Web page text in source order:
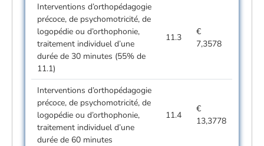
Interventions d’orthopédagogie
précoce, de psychomotricité, de
logopédie ou d’orthophonie,
traitement individuel d’une
durée de 30 minutes (55% de
11.1)
11.3
€
7,3578
Interventions d’orthopédagogie
précoce, de psychomotricité, de
logopédie ou d’orthophonie,
traitement individuel d’une
durée de 60 minutes
11.4
€
13,3778